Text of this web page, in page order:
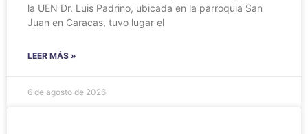
la UEN Dr. Luis Padrino, ubicada en la parroquia San
Juan en Caracas, tuvo lugar el
LEER MÁS »
6 de agosto de 2026